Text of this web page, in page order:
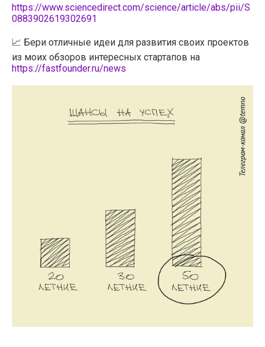
https://www.sciencedirect.com/science/article/abs/pii/S
0883902619302691
📈 Бери отличные идеи для развития своих проектов
из моих обзоров интересных стартапов на
https://fastfounder.ru/news